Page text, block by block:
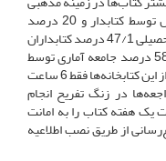
می‌باشند. 42/9 درصد کتابخانه‌های مدارس توسط کتابدار و 20 درصد
توسط معلم پرورشی اداره می‌گردند. مدرک تحصیلی 47/1 درصد کتابداران
فوق دیپلم است. انتخاب و تهیه کتاب در 58/6 درصد جامعه آماری توسط
مدیر و معاونان انجام می‌شود. 86/86 درصد از این کتابخانه‌ها فقط 6 ساعت
6 درصد از مراجعه‌ها در زنگ تفریح انجام
مدت یک هفته کتاب را به امانت
اطلاع‌رسانی از طریق نصب اطلاعیه